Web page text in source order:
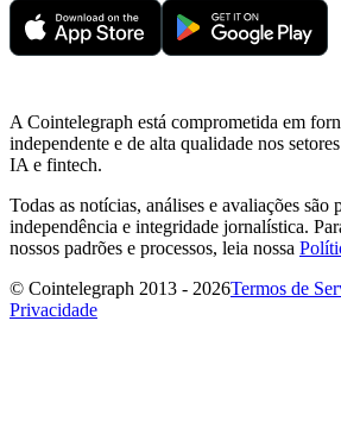
A Cointelegraph está comprometida em
independente e de alta qualidade nos
IA e fintech.
Todas as notícias, análises e avaliações são
independência e integridade jornalística.
nossos padrões e processos, leia nossa
© Cointelegraph 2013 - 2026Termos de
Privacidade